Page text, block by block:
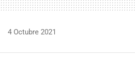
4 Octubre 2021